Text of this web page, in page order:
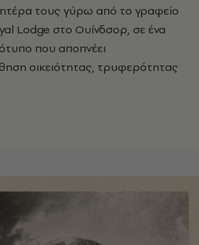
τους γύρω από το γραφείο
Lodge στο Ουίνδσορ, σε ένα
που αποπνέει
οικειότητας, τρυφερότητας